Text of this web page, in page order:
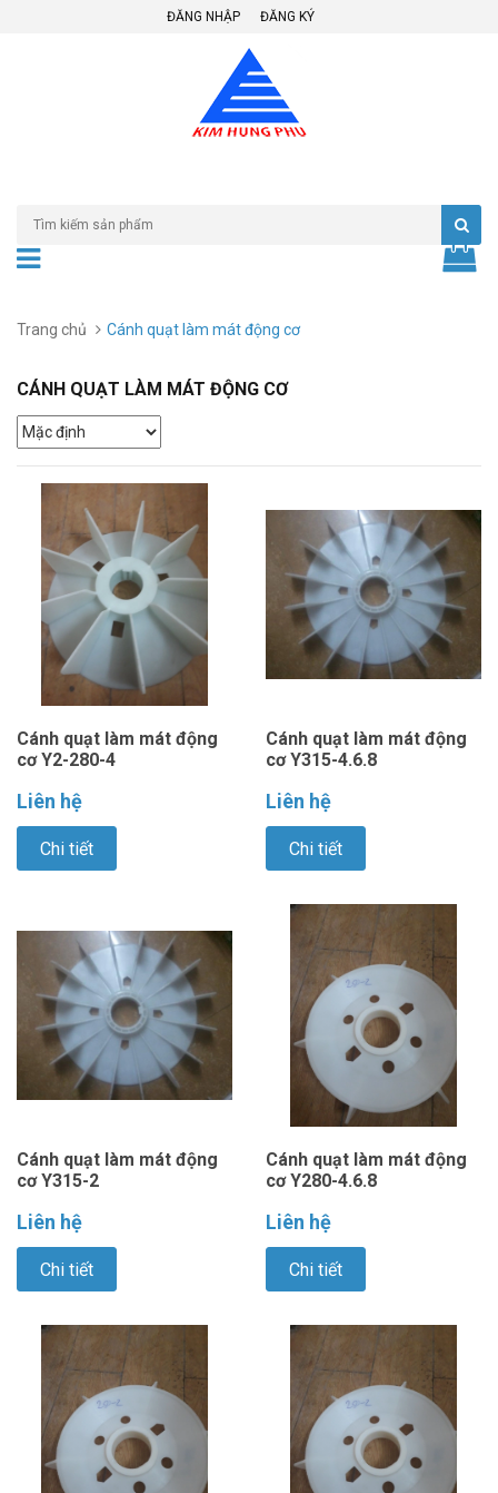
ĐĂNG NHẬP ĐĂNG KÝ
Trang chủ Cánh quạt làm mát động cơ
CÁNH QUẠT LÀM MÁT ĐỘNG CƠ
Cánh quạt làm mát động
cơ Y2-280-4
Liên hệ
Chi tiết
Cánh quạt làm mát động
cơ Y315-4.6.8
Liên hệ
Chi tiết
Cánh quạt làm mát động
cơ Y315-2
Liên hệ
Chi tiết
Cánh quạt làm mát động
cơ Y280-4.6.8
Liên hệ
Chi tiết